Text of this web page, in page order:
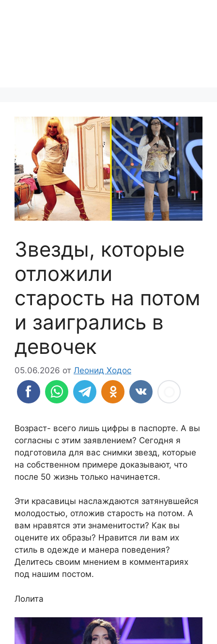
Звезды, которые
отложили
старость на потом
и заигрались в
девочек
05.06.2026 от Леонид Ходос
Возраст- всего лишь цифры в паспорте. А вы
согласны с этим заявлением? Сегодня я
подготовила для вас снимки звезд, которые
на собственном примере доказывают, что
после 50 жизнь только начинается.
Эти красавицы наслаждаются затянувшейся
молодостью, отложив старость на потом. А
вам нравятся эти знаменитости? Как вы
оцените их образы? Нравится ли вам их
стиль в одежде и манера поведения?
Делитесь своим мнением в комментариях
под нашим постом.
Лолита